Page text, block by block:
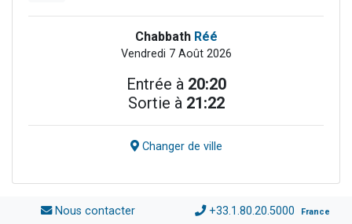
Chabbath Réé
Vendredi 7 Août 2026
Entrée à 20:20
Sortie à 21:22
Changer de ville
Nous contacter +33.1.80.20.5000 France